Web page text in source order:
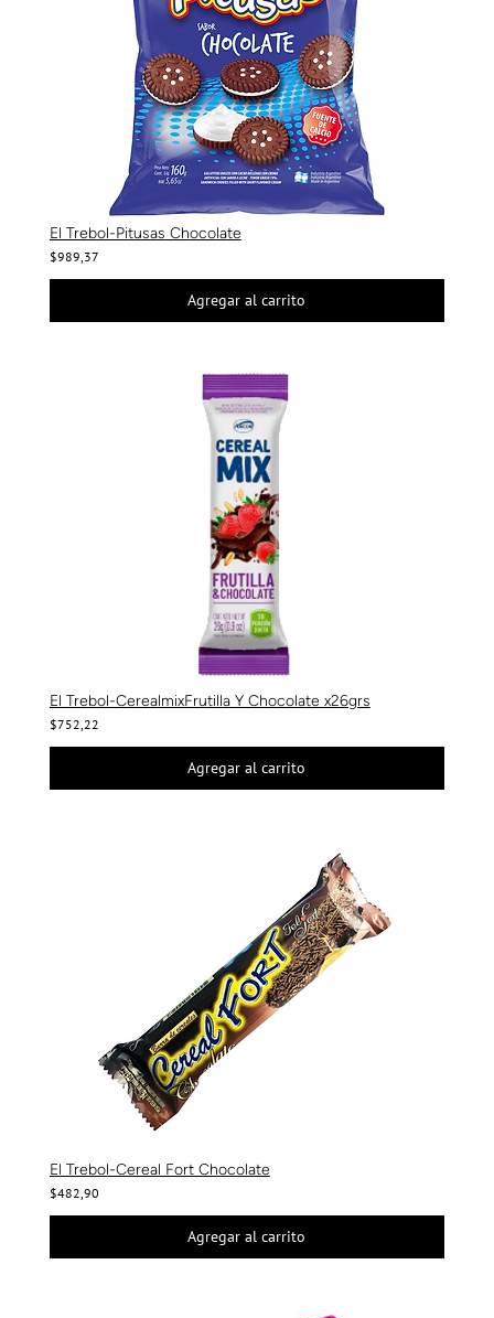
El Trebol-Pitusas Chocolate
$989,37
Agregar al carrito
El Trebol-CerealmixFrutilla Y Chocolate x26grs
$752,22
Agregar al carrito
El Trebol-Cereal Fort Chocolate
$482,90
Agregar al carrito